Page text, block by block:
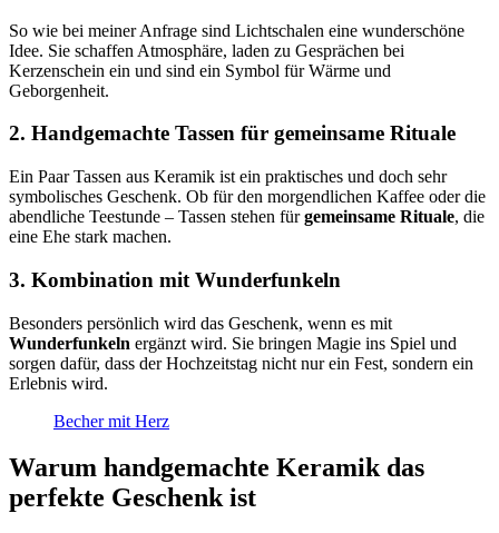
So wie bei meiner Anfrage sind Lichtschalen eine wunderschöne
Idee. Sie schaffen Atmosphäre, laden zu Gesprächen bei
Kerzenschein ein und sind ein Symbol für Wärme und
Geborgenheit.
2. Handgemachte Tassen für gemeinsame Rituale
Ein Paar Tassen aus Keramik ist ein praktisches und doch sehr
symbolisches Geschenk. Ob für den morgendlichen Kaffee oder die
abendliche Teestunde – Tassen stehen fürgemeinsame Rituale, die
eine Ehe stark machen.
3. Kombination mit Wunderfunkeln
Besonders persönlich wird das Geschenk, wenn es mit
Wunderfunkeln ergänzt wird. Sie bringen Magie ins Spiel und
sorgen dafür, dass der Hochzeitstag nicht nur ein Fest, sondern ein
Erlebnis wird.
Becher mit Herz
Warum handgemachte Keramik das
perfekte Geschenk ist